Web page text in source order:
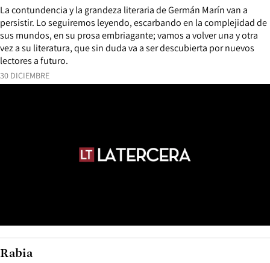
30 DICIEMBRE
La contundencia y la grandeza literaria de Germán Marín van a
persistir. Lo seguiremos leyendo, escarbando en la complejidad de
sus mundos, en su prosa embriagante; vamos a volver una y otra
vez a su literatura, que sin duda va a ser descubierta por nuevos
lectores a futuro.
Rabia